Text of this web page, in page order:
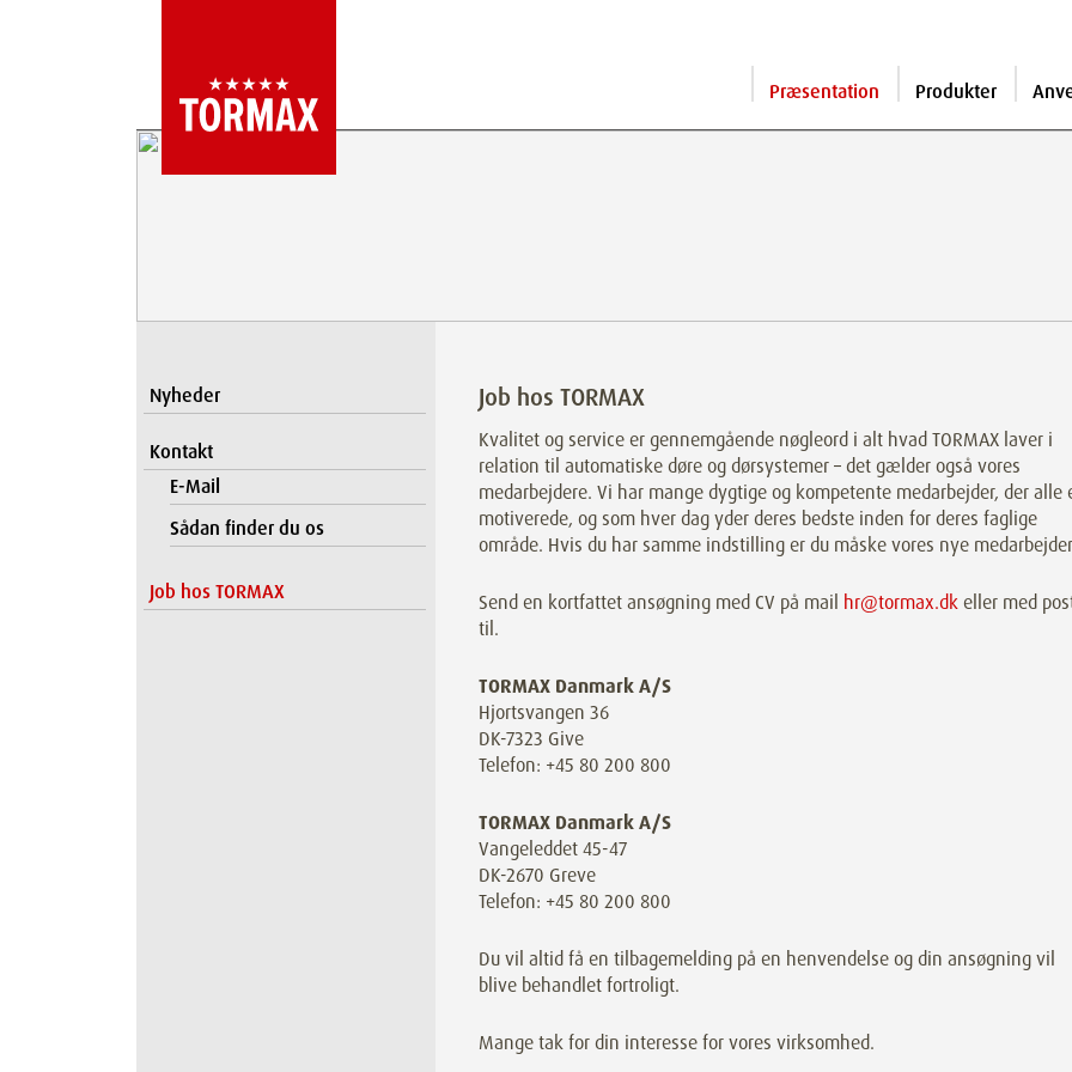
Præsentation Produkter
Nyheder
Kontakt
E-Mail
Sådan finder du os
Job hos TORMAX
Job hos TORMAX
Kvalitet og service er gennemgående nøgleord i alt hvad TORMAX laver i
relation til automatiske døre og dørsystemer – det gælder også vores
medarbejdere. Vi har mange dygtige og kompetente medarbejder, der alle
motiverede, og som hver dag yder deres bedste inden for deres faglige
område. Hvis du har samme indstilling er du måske vores nye
Send en kortfattet ansøgning med CV på mail hr@tormax.dkeller med
til.
TORMAX Danmark A/S
Hjortsvangen 36
DK-7323 Give
Telefon: +45 80 200 800
TORMAX Danmark A/S
Vangeleddet 45-47
DK-2670 Greve
Telefon: +45 80 200 800
Du vil altid få en tilbagemelding på en henvendelse og din ansøgning vil
blive behandlet fortroligt.
Mange tak for din interesse for vores virksomhed.